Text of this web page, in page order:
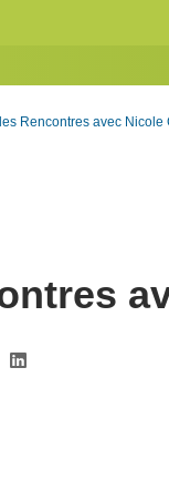
Rencontres avec Nicole